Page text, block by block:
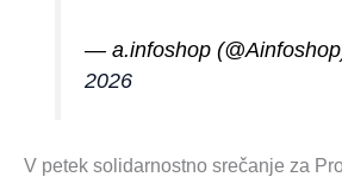
— a.infoshop
2026
V petek solidarnostno srečanje za